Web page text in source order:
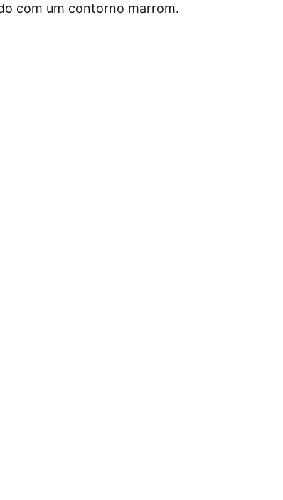
com um contorno marrom.